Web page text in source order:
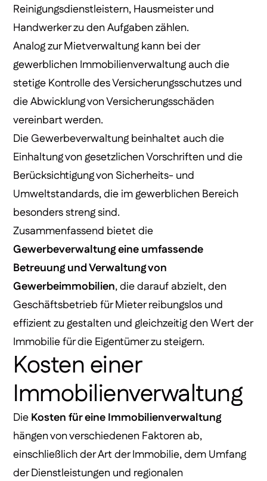
Reinigungsdienstleistern, Hausmeister und
Handwerker zu den Aufgaben zählen.
Analog zur Mietverwaltung kann bei der
gewerblichen Immobilienverwaltung auch die
stetige Kontrolle des Versicherungsschutzes und
die Abwicklung von Versicherungsschäden
vereinbart werden.
Die Gewerbeverwaltung beinhaltet auch die
Einhaltung von gesetzlichen Vorschriften und die
Berücksichtigung von Sicherheits- und
Umweltstandards, die im gewerblichen Bereich
besonders streng sind.
Zusammenfassend bietet die
Gewerbeverwaltung eine umfassende
Betreuung und Verwaltung von
Gewerbeimmobilien, die darauf abzielt, den
Geschäftsbetrieb für Mieter reibungslos und
effizient zu gestalten und gleichzeitig den Wert der
Immobilie für die Eigentümer zu steigern.
Kosten einer
Immobilienverwaltung
DieKosten für eine Immobilienverwaltung
hängen von verschiedenen Faktoren ab,
einschließlich der Art der Immobilie, dem Umfang
der Dienstleistungen und regionalen